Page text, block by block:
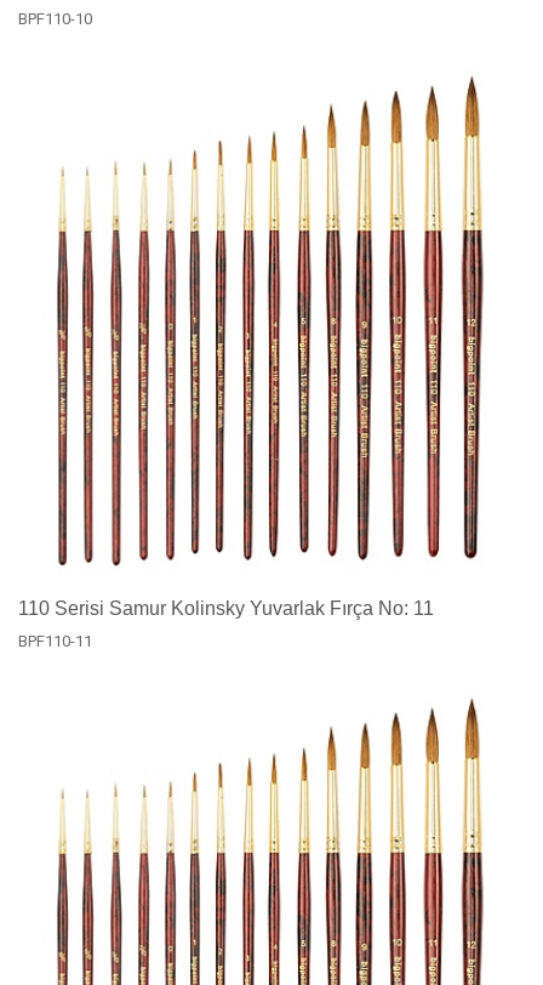
BPF110-10
110 Serisi Samur Kolinsky Yuvarlak Fırça No: 11
BPF110-11